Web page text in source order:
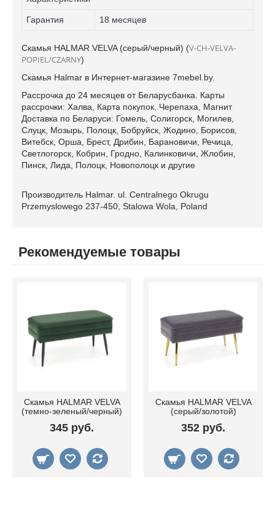
Гарантия 18 месяцев
Скамья HALMAR VELVA (серый/черный) (V-CH-VELVA-
POPIEL/CZARNY)
Скамья Halmar в Интернет-магазине 7mebel.by.
Рассрочка до 24 месяцев от Беларусбанка. Карты
рассрочки: Халва, Карта покупок, Черепаха, Магнит
Доставка по Беларуси: Гомель, Солигорск, Могилев,
Слуцк, Мозырь, Полоцк, Бобруйск, Жодино, Борисов,
Витебск, Орша, Брест, Дрибин, Барановичи, Речица,
Светлогорск, Кобрин, Гродно, Калинковичи, Жлобин,
Пинск, Лида, Полоцк, Новополоцк и другие
Производитель Halmar. ul. Centralnego Okrugu
Przemyslowego 237-450, Stalowa Wola, Poland
Рекомендуемые товары
Скамья HALMAR VELVA
(темно-зеленый/черный)
345 руб.
Скамья HALMAR VELVA
(серый/золотой)
352 руб.